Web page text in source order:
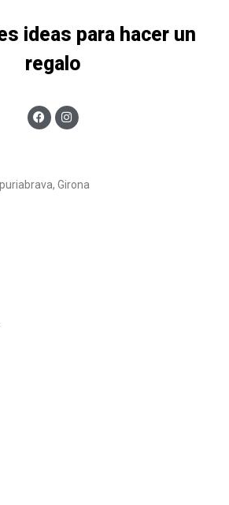
ideas para hacer un
regalo
Girona